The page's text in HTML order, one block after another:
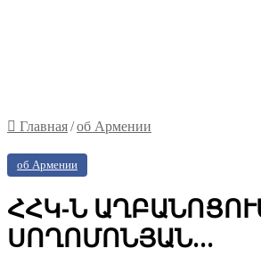
Главная/об Армении
об Армении
ՀՀԿ-Ն
ՍՈՂՈՄՈՆՅԱՆ…